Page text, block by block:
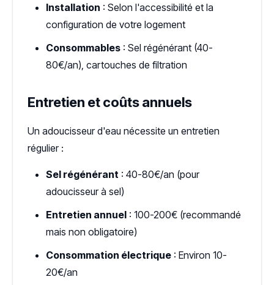
Installation : Selon l'accessibilité et la
configuration de votre logement
Consommables : Sel régénérant (40-
80€/an), cartouches de filtration
Entretien et coûts annuels
Un adoucisseur d'eau nécessite un entretien
régulier :
Sel régénérant : 40-80€/an (pour
adoucisseur à sel)
Entretien annuel : 100-200€ (recommandé
mais non obligatoire)
Consommation électrique : Environ 10-
20€/an